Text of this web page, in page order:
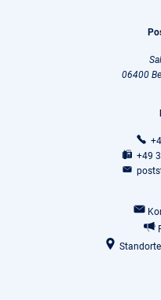
06400
+49